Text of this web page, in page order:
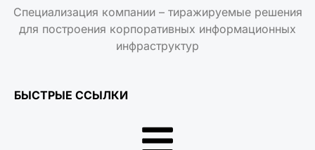
Специализация компании – тиражируемые решения
для построения корпоративных информационных
инфраструктур
БЫСТРЫЕ ССЫЛКИ